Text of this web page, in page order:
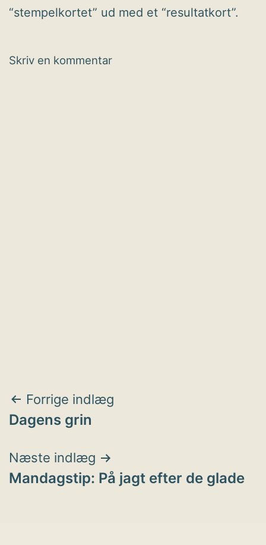
“stempelkortet” ud med et “resultatkort”.
Skriv en kommentar
Indlægsnavigation
Forrige indlæg
Dagens grin
Næste indlæg
Mandagstip: På jagt efter de glade